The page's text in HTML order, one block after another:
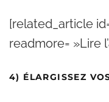
[related_article
readmore= »Lire
4) ÉLARGISSEZ